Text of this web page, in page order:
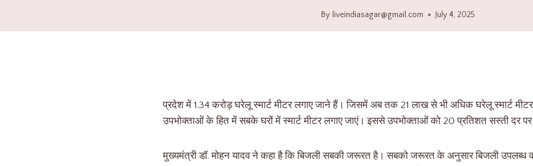
By liveindiasagar@gmail.com July 4, 2025
प्रदेश में 1.34 करोड़ घरेलू स्मार्ट मीटर लगाए जाने हैं। जिसमें अब तक 21 लाख से भी अधिक घरेलू स्मार्ट
उपभोक्ताओं के हित में सबके घरों में स्मार्ट मीटर लगाए जाएं। इससे उपभोक्ताओं को 20 प्रतिशत सस्ती दर पर
मुख्यमंत्री डॉ. मोहन यादव ने कहा है कि बिजली सबकी जरूरत है। सबको जरूरत के अनुसार बिजली उपलब्ध